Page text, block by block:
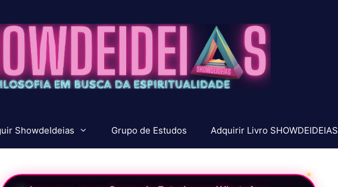
ShowdeIdeias Grupo de Estudos Adquirir Livro SHOWDEIDEIAS